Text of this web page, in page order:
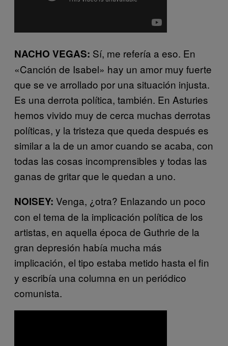
NACHO VEGAS: Sí, me refería a eso. En
«Canción de Isabel» hay un amor muy fuerte
que se ve arrollado por una situación injusta.
Es una derrota política, también. En Asturies
hemos vivido muy de cerca muchas derrotas
políticas, y la tristeza que queda después es
similar a la de un amor cuando se acaba, con
todas las cosas incomprensibles y todas las
ganas de gritar que le quedan a uno.
NOISEY: Venga, ¿otra? Enlazando un poco
con el tema de la implicación política de los
artistas, en aquella época de Guthrie de la
gran depresión había mucha más
implicación, el tipo estaba metido hasta el fin
y escribía una columna en un periódico
comunista.